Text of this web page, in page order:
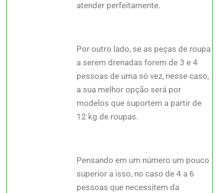
atender perfeitamente.
Por outro lado, se as peças de roupa
a serem drenadas forem de 3 e 4
pessoas de uma só vez, nesse caso,
a sua melhor opção será por
modelos que suportem a partir de
12 kg de roupas.
Pensando em um número um pouco
superior a isso, no caso de 4 a 6
pessoas que necessitem da